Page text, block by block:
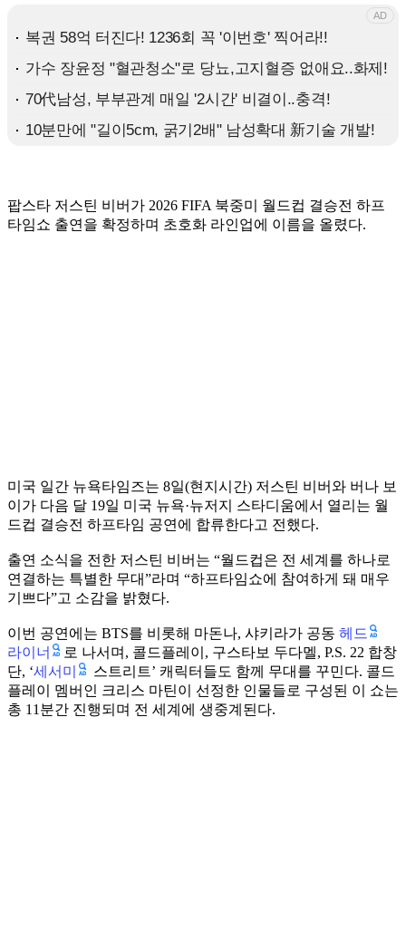
팝스타 저스틴 비버가 2026 FIFA 북중미 월드컵 결승전 하프
타임쇼 출연을 확정하며 초호화 라인업에 이름을 올렸다.
미국 일간 뉴욕타임즈는 8일(현지시간) 저스틴 비버와 버나 보
이가 다음 달 19일 미국 뉴욕·뉴저지 스타디움에서 열리는 월
드컵 결승전 하프타임 공연에 합류한다고 전했다.
출연 소식을 전한 저스틴 비버는 “월드컵은 전 세계를 하나로
연결하는 특별한 무대”라며 “하프타임쇼에 참여하게 돼 매우
기쁘다”고 소감을 밝혔다.
이번 공연에는 BTS를 비롯해 마돈나, 샤키라가 공동 헤드
라이너
로 나서며, 콜드플레이, 구스타보 두다멜, P.S. 22 합창
단, ‘세서미
스트리트’ 캐릭터들도 함께 무대를 꾸민다. 콜드
플레이 멤버인 크리스 마틴이 선정한 인물들로 구성된 이 쇼는
총 11분간 진행되며 전 세계에 생중계된다.